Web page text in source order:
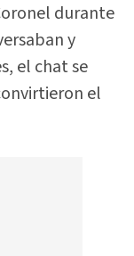
durante
y
el chat se
el